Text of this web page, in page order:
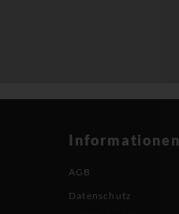
Informationen
AGB
Datenschutz